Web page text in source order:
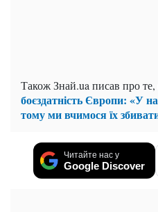
Також Знай.ua писав про
боєздатність Європи: «У
тому ми вчимося їх
Читайте нас у
Google Discover